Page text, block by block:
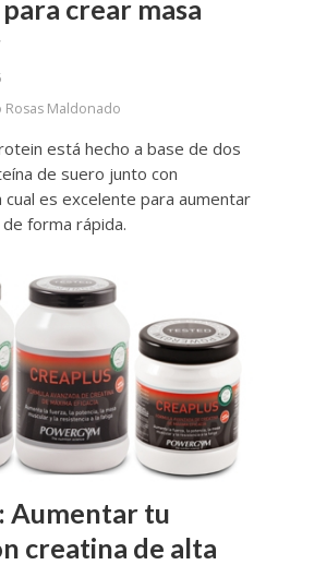
crear masa
Rosas Maldonado
está hecho a base de dos
de suero junto con
cual es excelente para aumentar
forma rápida.
Aumentar tu
creatina de alta